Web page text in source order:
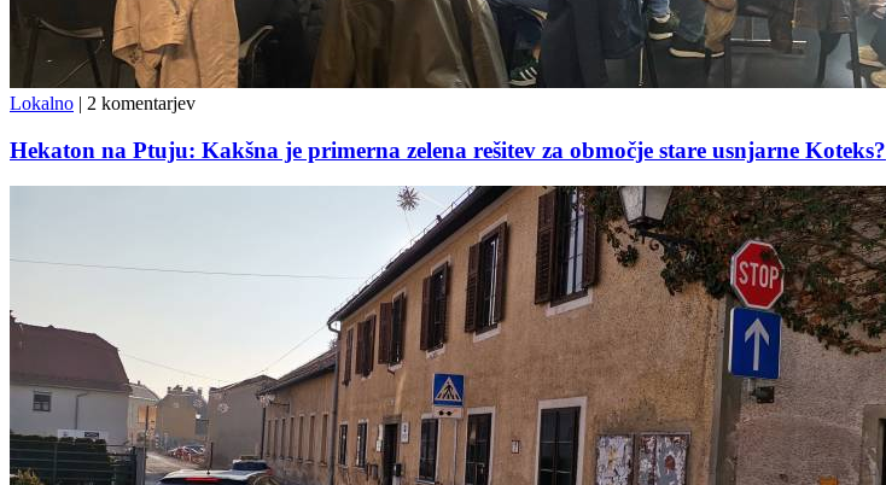
Lokalno | 2 komentarjev
Hekaton na Ptuju: Kakšna je primerna zelena rešitev za območje stare usnjarne Koteks?